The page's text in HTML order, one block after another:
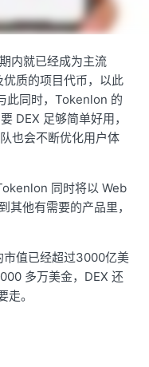
内就已经成为主流
质的项目代币，以此
此同时，Tokenlon 的
DEX 足够简单好用，
也会不断优化用户体
同时将以 Web
其他有需要的产品里，
市值已经超过3000亿美
多万美金，DEX 还
。